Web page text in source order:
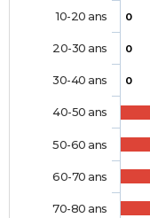
0
0
0
10-20 ans
20-30 ans
30-40 ans
40-50 ans
50-60 ans
60-70 ans
70-80 ans